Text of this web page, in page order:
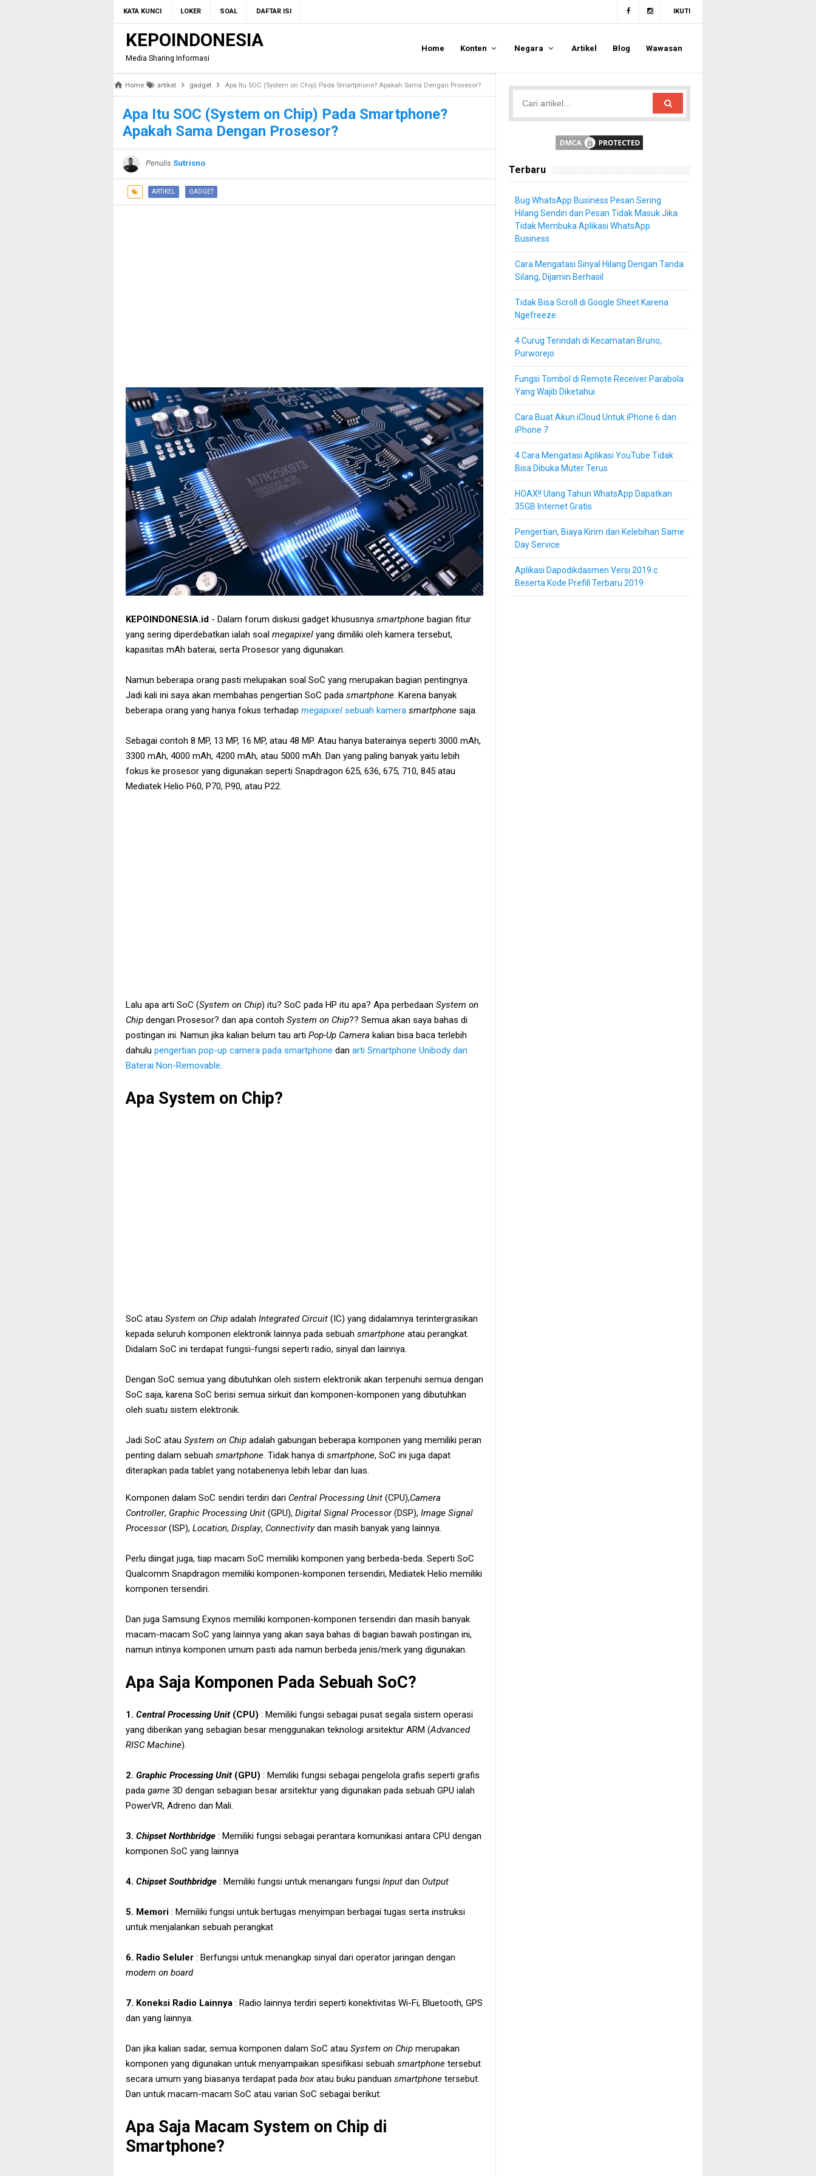
KATA KUNCI LOKER SOAL DAFTAR ISI IKUTI
KEPOINDONESIA
Media Sharing Informasi
Home Konten Negara Artikel Blog Wawasan
Home artikel gadget Apa Itu SOC (System on Chip) Pada Smartphone? Apakah Sama Dengan Prosesor?
Apa Itu SOC (System on Chip) Pada Smartphone?
Apakah Sama Dengan Prosesor?
Penulis Sutrisno
ARTIKEL GADGET
KEPOINDONESIA.id - Dalam forum diskusi gadget khususnya smartphone bagian fitur
yang sering diperdebatkan ialah soal megapixel yang dimiliki oleh kamera tersebut,
kapasitas mAh baterai, serta Prosesor yang digunakan.
Namun beberapa orang pasti melupakan soal SoC yang merupakan bagian pentingnya.
Jadi kali ini saya akan membahas pengertian SoC pada smartphone. Karena banyak
beberapa orang yang hanya fokus terhadap megapixel sebuah kamera smartphone saja.
Sebagai contoh 8 MP, 13 MP, 16 MP, atau 48 MP. Atau hanya baterainya seperti 3000 mAh,
3300 mAh, 4000 mAh, 4200 mAh, atau 5000 mAh. Dan yang paling banyak yaitu lebih
fokus ke prosesor yang digunakan seperti Snapdragon 625, 636, 675, 710, 845 atau
Mediatek Helio P60, P70, P90, atau P22.
Lalu apa arti SoC (System on Chip) itu? SoC pada HP itu apa? Apa perbedaan System on
Chip dengan Prosesor? dan apa contoh System on Chip?? Semua akan saya bahas di
postingan ini. Namun jika kalian belum tau arti Pop-Up Camera kalian bisa baca terlebih
dahulu pengertian pop-up camera pada smartphone dan arti Smartphone Unibody dan
Baterai Non-Removable.
Apa System on Chip?
SoC atau System on Chip adalah Integrated Circuit (IC) yang didalamnya terintergrasikan
kepada seluruh komponen elektronik lainnya pada sebuah smartphone atau perangkat.
Didalam SoC ini terdapat fungsi-fungsi seperti radio, sinyal dan lainnya.
Dengan SoC semua yang dibutuhkan oleh sistem elektronik akan terpenuhi semua dengan
SoC saja, karena SoC berisi semua sirkuit dan komponen-komponen yang dibutuhkan
oleh suatu sistem elektronik.
Jadi SoC atau System on Chip adalah gabungan beberapa komponen yang memiliki peran
penting dalam sebuah smartphone. Tidak hanya di smartphone, SoC ini juga dapat
diterapkan pada tablet yang notabenenya lebih lebar dan luas.
Komponen dalam SoC sendiri terdiri dari Central Processing Unit (CPU),Camera
Controller, Graphic Processing Unit (GPU), Digital Signal Processor(DSP), Image Signal
Processor(ISP), Location, Display, Connectivitydan masih banyak yang lainnya.
Perlu diingat juga, tiap macam SoC memiliki komponen yang berbeda-beda. Seperti SoC
Qualcomm Snapdragon memiliki komponen-komponen tersendiri, Mediatek Helio memiliki
komponen tersendiri.
Dan juga Samsung Exynos memiliki komponen-komponen tersendiri dan masih banyak
macam-macam SoC yang lainnya yang akan saya bahas di bagian bawah postingan ini,
namun intinya komponen umum pasti ada namun berbeda jenis/merk yang digunakan.
Apa Saja Komponen Pada Sebuah SoC?
1. Central Processing Unit (CPU) : Memiliki fungsi sebagai pusat segala sistem operasi
yang diberikan yang sebagian besar menggunakan teknologi arsitektur ARM (Advanced
RISC Machine).
2. Graphic Processing Unit (GPU) : Memiliki fungsi sebagai pengelola grafis seperti grafis
pada game 3D dengan sebagian besar arsitektur yang digunakan pada sebuah GPU ialah
PowerVR, Adreno dan Mali.
3. Chipset Northbridge : Memiliki fungsi sebagai perantara komunikasi antara CPU dengan
komponen SoC yang lainnya
4. Chipset Southbridge : Memiliki fungsi untuk menangani fungsi Input dan Output
5. Memori : Memiliki fungsi untuk bertugas menyimpan berbagai tugas serta instruksi
untuk menjalankan sebuah perangkat
6. Radio Seluler : Berfungsi untuk menangkap sinyal dari operator jaringan dengan
modem on board
7. Koneksi Radio Lainnya : Radio lainnya terdiri seperti konektivitas Wi-Fi, Bluetooth, GPS
dan yang lainnya.
Dan jika kalian sadar, semua komponen dalam SoC atau System on Chip merupakan
komponen yang digunakan untuk menyampaikan spesifikasi sebuah smartphone tersebut
secara umum yang biasanya terdapat pada boxatau buku panduan smartphone tersebut.
Dan untuk macam-macam SoC atau varian SoC sebagai berikut:
Apa Saja Macam System on Chip di
Smartphone?
Terbaru
Bug WhatsApp Business Pesan Sering
Hilang Sendiri dan Pesan Tidak Masuk Jika
Tidak Membuka Aplikasi WhatsApp
Business
Cara Mengatasi Sinyal Hilang Dengan Tanda
Silang, Dijamin Berhasil
Tidak Bisa Scroll di Google Sheet Karena
Ngefreeze
4 Curug Terindah di Kecamatan Bruno,
Purworejo
Fungsi Tombol di Remote Receiver Parabola
Yang Wajib Diketahui
Cara Buat Akun iCloud Untuk iPhone 6 dan
iPhone 7
4 Cara Mengatasi Aplikasi YouTube Tidak
Bisa Dibuka Muter Terus
HOAX!! Ulang Tahun WhatsApp Dapatkan
35GB Internet Gratis
Pengertian, Biaya Kirim dan Kelebihan Same
Day Service
Aplikasi Dapodikdasmen Versi 2019.c
Beserta Kode Prefill Terbaru 2019